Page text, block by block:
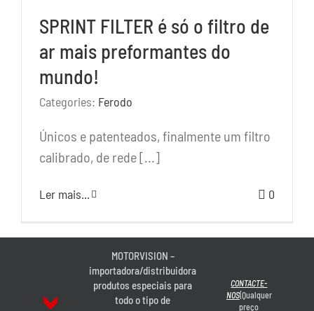
SPRINT FILTER é só o filtro de
ar mais preformantes do
mundo!
Categories: Ferodo
Únicos e patenteados, finalmente um filtro
calibrado, de rede [...]
Ler mais... 0
MOTORVISION –
importadora/distribuidora
produtos especiais para
todo o tipo de
CONTACTE-
NOS(Qualquer
preço